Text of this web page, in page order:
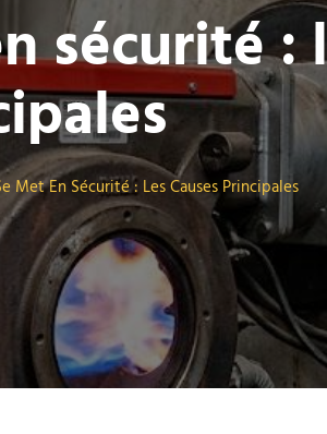
sécurité :
Met En Sécurité : Les Causes Principales